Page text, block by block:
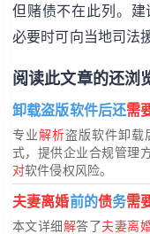
但赌债不在此列。建
必要时可向当地司法
阅读此文章的还浏
卸载盗版软件后还需
专业解析盗版软件卸载
式，提供企业合规管理
对软件侵权风险。
夫妻离婚前的债务需
本文详细解答了夫妻离